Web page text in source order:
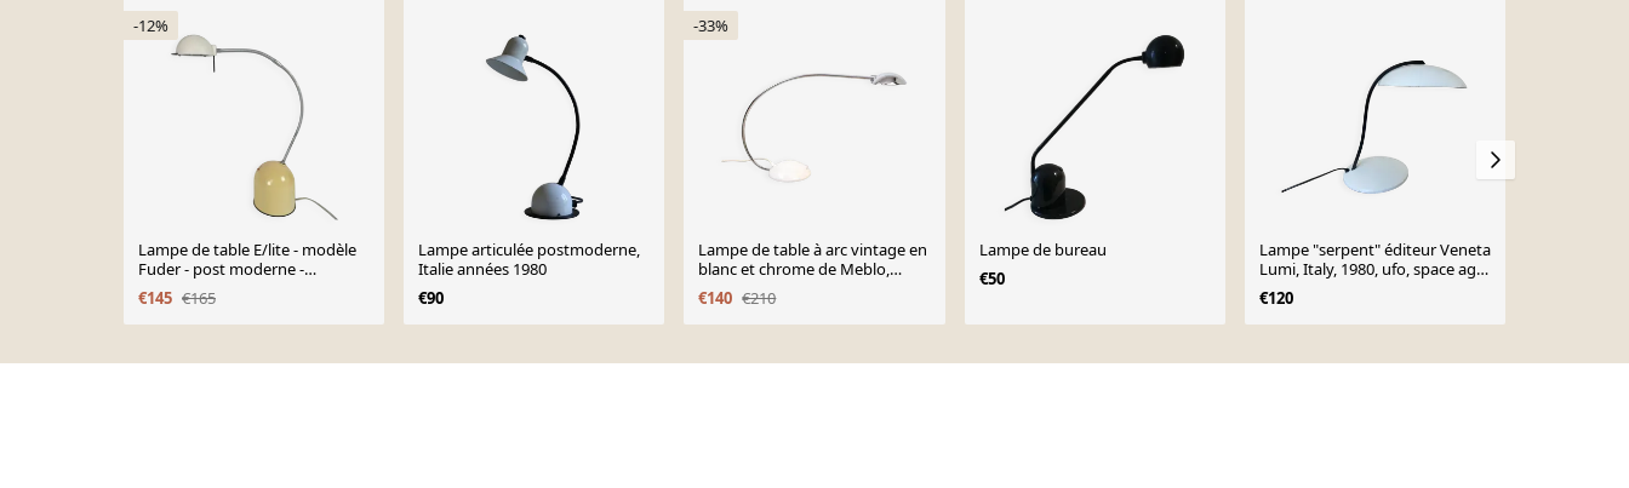
-12%
Lampe de table E/lite - modèle
Fuder - post moderne -
halogène - années 80
€145 €165
Lampe articulée postmoderne,
Italie années 1980
€90
-33%
Lampe de table à arc vintage en
blanc et chrome de Meblo,
années 1980
€140 €210
Lampe de bureau
€50
Lampe "serpent" éditeur Veneta
Lumi, Italy, 1980, ufo, space age,
soucoupe
€120